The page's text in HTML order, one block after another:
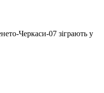
Черкаси-07 зіграють у